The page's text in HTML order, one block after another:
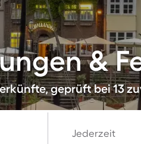
&
geprüft bei 13
Jederzeit